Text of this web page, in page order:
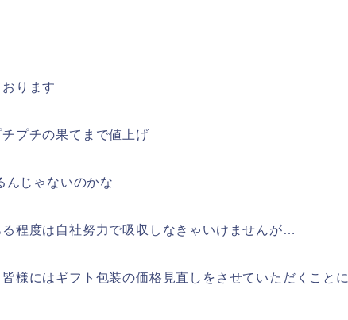
ります
プチの果てまで値上げ
んじゃないのかな
程度は自社努力で吸収しなきゃいけませんが…
様にはギフト包装の価格見直しをさせていただくことに